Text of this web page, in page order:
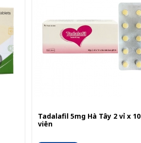
Tadalafil 5mg Hà Tây 2 vỉ x 10
viên